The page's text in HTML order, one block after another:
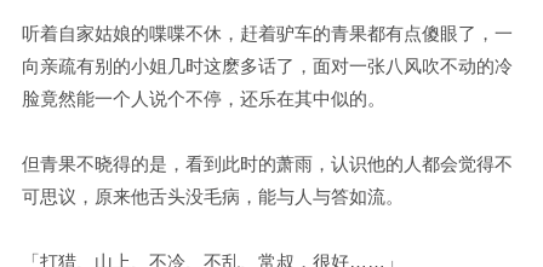
听着自家姑娘的喋喋不休，赶着驴车的青果都有点傻眼了，一
向亲疏有别的小姐几时这麽多话了，面对一张八风吹不动的冷
脸竟然能一个人说个不停，还乐在其中似的。
但青果不晓得的是，看到此时的萧雨，认识他的人都会觉得不
可思议，原来他舌头没毛病，能与人与答如流。
「打猎、山上、不冷、不乱、常叔，很好……」